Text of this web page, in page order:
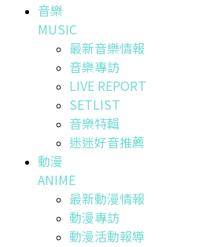
音樂
MUSIC
最新音樂情報
音樂專訪
LIVE REPORT
SETLIST
音樂特輯
迷迷好音推薦
動漫
ANIME
最新動漫情報
動漫專訪
動漫活動報導